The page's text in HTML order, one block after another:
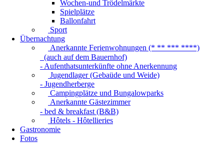
Wochen-und Trödelmärkte
Spielplätze
Ballonfahrt
Sport
Übernachtung
Anerkannte Ferienwohnungen (* ** *** ****)
(auch auf dem Bauernhof)
- Aufenthatsunterkünfte ohne Anerkennung
Jugendlager (Gebaüde und Weide)
- Jugendherberge
Campingplätze und Bungalowparks
Anerkannte Gästezimmer
- bed & breakfast (B&B)
Hôtels - Hôtellieries
Gastronomie
Fotos